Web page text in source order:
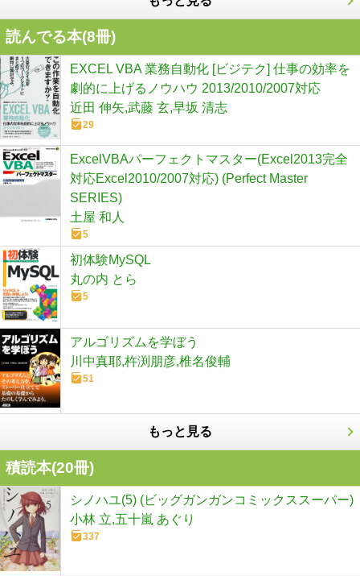
読んでる本(8冊)
EXCEL VBA 業務自動化 [ビジテク] 仕事の効率を
劇的に上げるノウハウ 2013/2010/2007対応
近田 伸矢,武藤 玄,早坂 清志
29
ExcelVBAパーフェクトマスター(Excel2013完全
対応Excel2010/2007対応) (Perfect Master
SERIES)
土屋 和人
5
初体験MySQL
丸の内 とら
5
アルゴリズムを学ぼう
川中真耶,杵渕朋彦,椎名俊輔
51
もっと見る
積読本(20冊)
シノハユ(5) (ビッグガンガンコミックススーパー)
小林 立,五十嵐 あぐり
337